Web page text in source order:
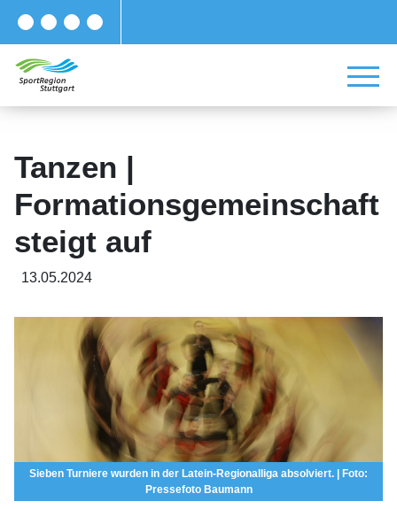
Tanzen |
Formationsgemeinschaft
steigt auf
13.05.2024
Sieben Turniere wurden in der Latein-Regionalliga absolviert. | Foto:
Pressefoto Baumann